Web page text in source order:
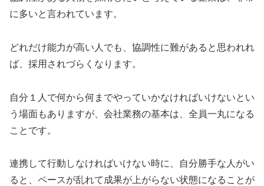
に多いと言われています。
どれだけ能力が高い人でも、協調性に難があると思われれ
ば、採用されづらくなります。
自分１人で何から何までやっていかなければいけないとい
う場面もありますが、会社業務の基本は、全員一丸になる
ことです。
連携して行動しなければいけない時に、自分勝手な人がい
ると、ペースが乱れて成果が上がらない状態になることが